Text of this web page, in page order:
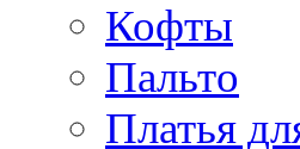
Кофты
Пальто
Платья